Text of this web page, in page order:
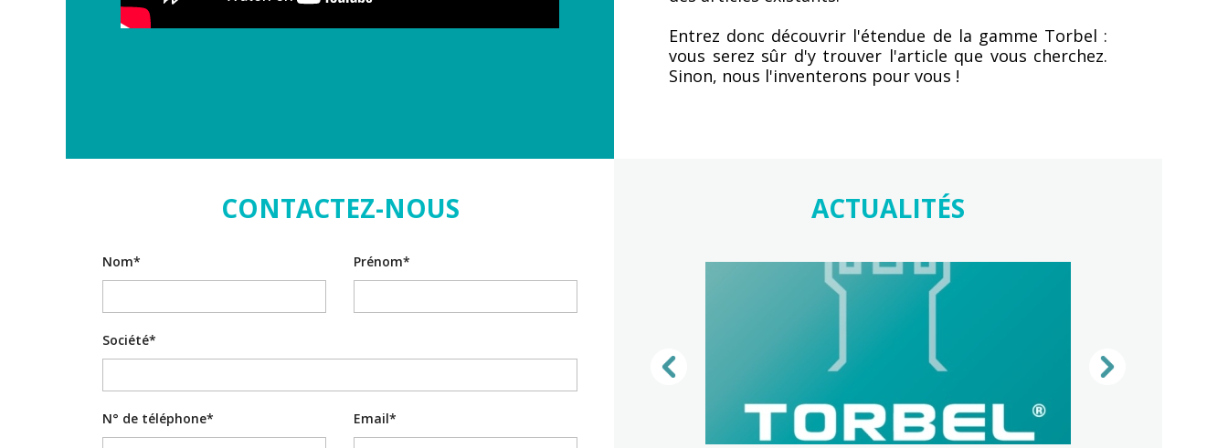
Entrez donc découvrir l'étendue de la gamme Torbel :
vous serez sûr d'y trouver l'article que vous cherchez.
Sinon, nous l'inventerons pour vous !
CONTACTEZ-NOUS
Nom* Prénom*
Société*
N° de téléphone* Email*
ACTUALITÉS